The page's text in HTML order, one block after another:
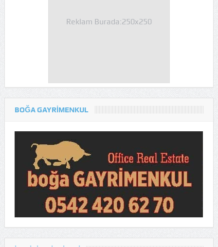
Reklam Burada:250x250
BOĞA GAYRİMENKUL